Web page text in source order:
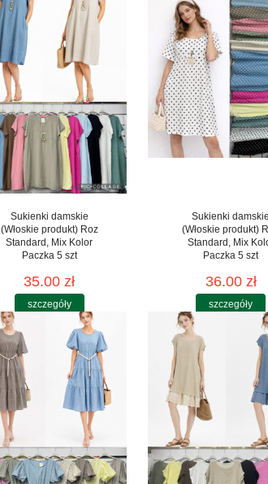
Sukienki damskie
(Włoskie produkt) Roz
Standard, Mix Kolor
Paczka 5 szt
35.00 zł
szczegóły
Sukienki
(Włoskie produkt)
Standard, Mix
Paczka 5 szt
36.00 zł
szczegóły